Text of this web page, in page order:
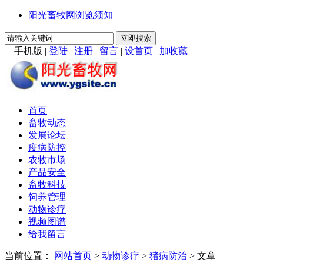
阳光畜牧网浏览须知
手机版 | 登陆 | 注册 | 留言 | 设首页 | 加收藏
首页
畜牧动态
发展论坛
疫病防控
农牧市场
产品安全
畜牧科技
饲养管理
动物诊疗
视频图谱
给我留言
当前位置： 网站首页 > 动物诊疗 > 猪病防治 > 文章